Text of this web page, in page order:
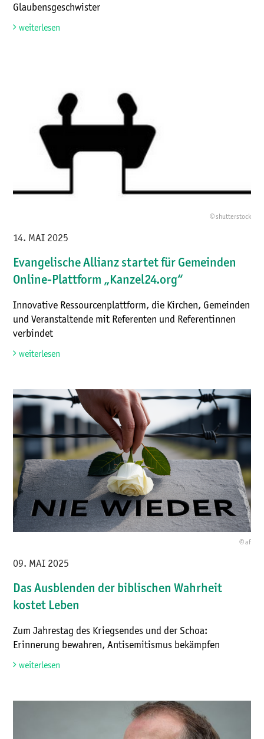
Glaubensgeschwister
weiterlesen
© shutterstock
14. MAI 2025
Evangelische Allianz startet für Gemeinden
Online-Plattform „Kanzel24.org“
Innovative Ressourcenplattform, die Kirchen, Gemeinden
und Veranstaltende mit Referenten und Referentinnen
verbindet
weiterlesen
© af
09. MAI 2025
Das Ausblenden der biblischen Wahrheit
kostet Leben
Zum Jahrestag des Kriegsendes und der Schoa:
Erinnerung bewahren, Antisemitismus bekämpfen
weiterlesen